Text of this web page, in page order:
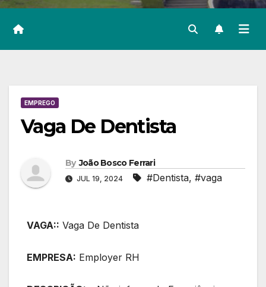
EMPREGO
Vaga De Dentista
By João Bosco Ferrari
JUL 19, 2024 #Dentista, #vaga
VAGA:: Vaga De Dentista
EMPRESA: Employer RH